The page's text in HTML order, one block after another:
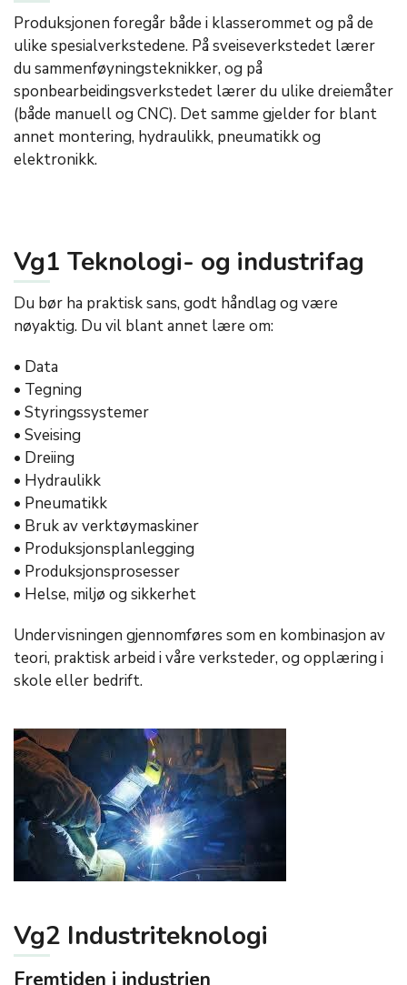
Produksjonen foregår både i klasserommet og på de
ulike spesialverkstedene. På sveiseverkstedet lærer
du sammenføyningsteknikker, og på
sponbearbeidingsverkstedet lærer du ulike dreiemåter
(både manuell og CNC). Det samme gjelder for blant
annet montering, hydraulikk, pneumatikk og
elektronikk.
Vg1 Teknologi- og industrifag
Du bør ha praktisk sans, godt håndlag og være
nøyaktig. Du vil blant annet lære om:
• Data
• Tegning
• Styringssystemer
• Sveising
• Dreiing
• Hydraulikk
• Pneumatikk
• Bruk av verktøymaskiner
• Produksjonsplanlegging
• Produksjonsprosesser
• Helse, miljø og sikkerhet
Undervisningen gjennomføres som en kombinasjon av
teori, praktisk arbeid i våre verksteder, og opplæring i
skole eller bedrift.
Vg2 Industriteknologi
Fremtiden i industrien